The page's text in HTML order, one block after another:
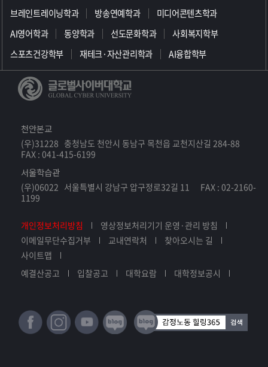
브레인트레이닝학과
방송연예학과
미디어콘텐츠학과
AI영어학과
동양학과 선도문화학과
사회복지학부
스포츠건강학부
재테크·자산관리학과 AI융합학부
천안본교
(우)31228 충청남도 천안시 동남구 목천읍 교천지산길 284-88
FAX : 041-415-6199
서울학습관
(우)06022 서울특별시 강남구 압구정로32길 11 FAX : 02-2160-
1199
개인정보처리방침
영상정보처리기기 운영·관리 방침
이메일무단수집거부
교내연락처
찾아오시는 길
사이트맵
예결산공고
입찰공고 대학요람 대학정보공시